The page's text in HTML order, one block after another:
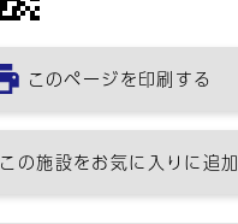
このページを印刷する
この施設をお気に入りに追加